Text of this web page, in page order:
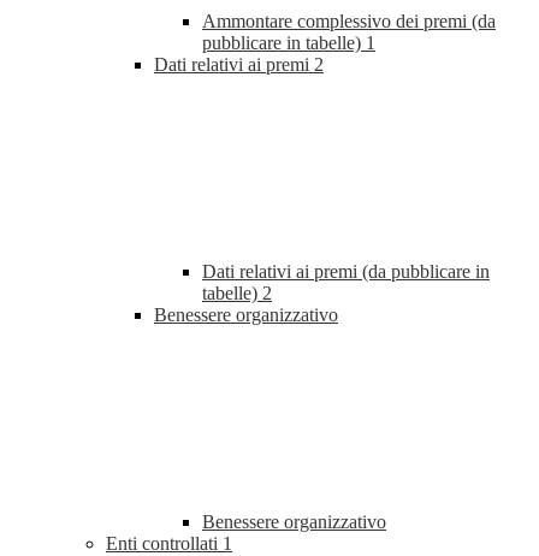
Ammontare complessivo dei premi (da
pubblicare in tabelle) 1
Dati relativi ai premi 2
Dati relativi ai premi (da pubblicare in
tabelle) 2
Benessere organizzativo
Benessere organizzativo
Enti controllati 1